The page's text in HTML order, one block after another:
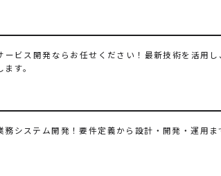
ービス開発ならお任せください！最新技術を活用
す。
システム開発！要件定義から設計・開発・運用